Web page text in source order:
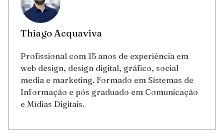
Thiago Acquaviva
Profissional com 15 anos de experiência em
web design, design digital, gráfico, social
media e marketing. Formado em Sistemas de
Informação e pós graduado em Comunicação
e Mídias Digitais.